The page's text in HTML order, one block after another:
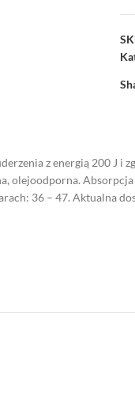
z energią 200 J
36 – 47. Aktualna